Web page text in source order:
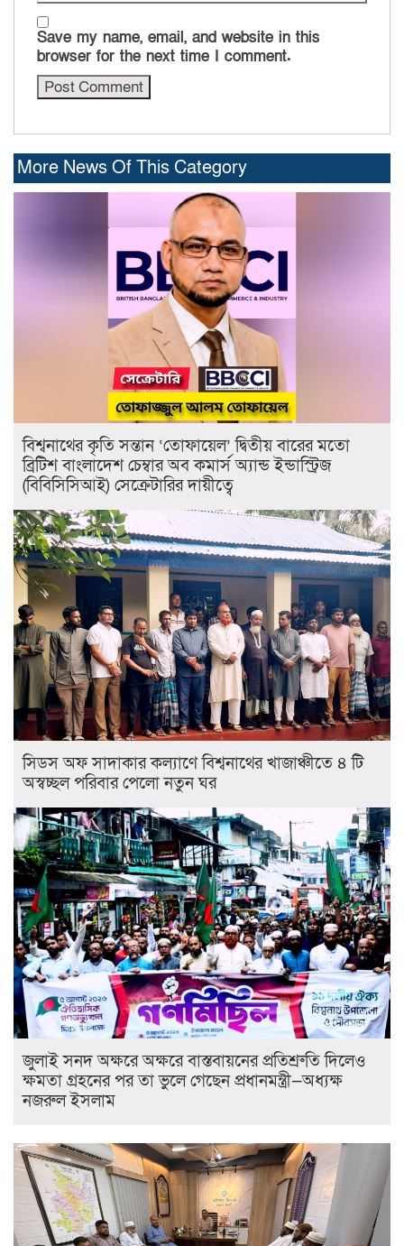
Save my name, email, and website in this
browser for the next time I comment.
More News Of This Category
বিশ্বনাথের কৃতি সন্তান ‘তোফায়েল’ দ্বিতীয় বারের মতো
ব্রিটিশ বাংলাদেশ চেম্বার অব কমার্স অ্যান্ড ইন্ডাস্ট্রিজ
(বিবিসিসিআই) সেক্রেটারির দায়ীত্বে
সিডস অফ সাদাকার কল্যাণে বিশ্বনাথের খাজাঞ্চীতে ৪ টি
অস্বচ্ছল পরিবার পেলো নতুন ঘর
জুলাই সনদ অক্ষরে অক্ষরে বাস্তবায়নের প্রতিশ্রুতি দিলেও
ক্ষমতা গ্রহনের পর তা ভুলে গেছেন প্রধানমন্ত্রী—অধ্যক্ষ
নজরুল ইসলাম